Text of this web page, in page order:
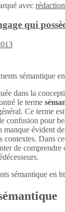
avec
qui
dans la
le terme
Ce terme
confusion pour
évident de
contextes. Dans
de comprendre
sémantique en